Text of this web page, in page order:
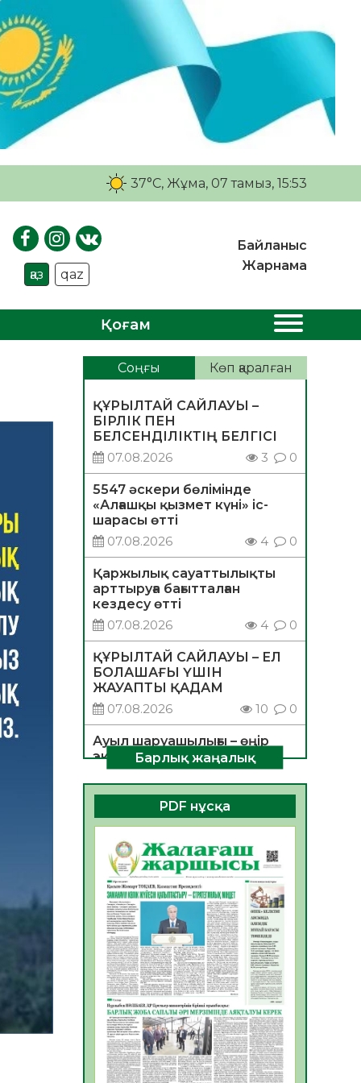
37°C, Жұма, 07 тамыз, 15:53
қаз qaz
Байланыс
Жарнама
Қоғам
Соңғы Көп қаралған
ҚҰРЫЛТАЙ САЙЛАУЫ –
БІРЛІК ПЕН
БЕЛСЕНДІЛІКТІҢ БЕЛГІСІ
07.08.2026
3 0
5547 әскери бөлімінде
«Алғашқы қызмет күні» іс-
шарасы өтті
07.08.2026
4 0
Қаржылық сауаттылықты
арттыруға бағытталған
кездесу өтті
07.08.2026
4 0
ҚҰРЫЛТАЙ САЙЛАУЫ – ЕЛ
БОЛАШАҒЫ ҮШІН
ЖАУАПТЫ ҚАДАМ
07.08.2026
10 0
Ауыл шаруашылығы – өңір
экономикасының негізгі
тірегі
06.08.2026
25 0
ҚОҒАМДЫҚ БЕЛСЕНДІЛІК –
ЕЛ ДАМУЫНЫҢ НЕГІЗІ
06.08.2026
23
ҚҰРЫЛТАЙ САЙЛАУЫ –
БОЛАШАҚҚА БАСТАР
ЖАУАПТЫ ТАҢДАУ
06.08.2026
26
Инфекциялық ауруларға
қарсы иммундау
жұмыстарының тиімділігі
06.08.2026
27
Көкжөтел ауруы туралы
Барлық жаңалық
PDF нұсқа